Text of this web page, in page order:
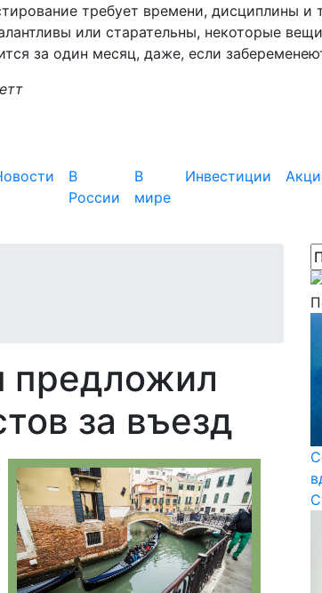
требует времени, дисциплины и
или старательны, некоторые
за один месяц, даже, если
В
России
В
мире
Инвестиции
предложил
за въезд